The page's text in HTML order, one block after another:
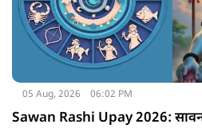
05 Aug, 2026 06:02 PM
Sawan Rashi Upay 2026: